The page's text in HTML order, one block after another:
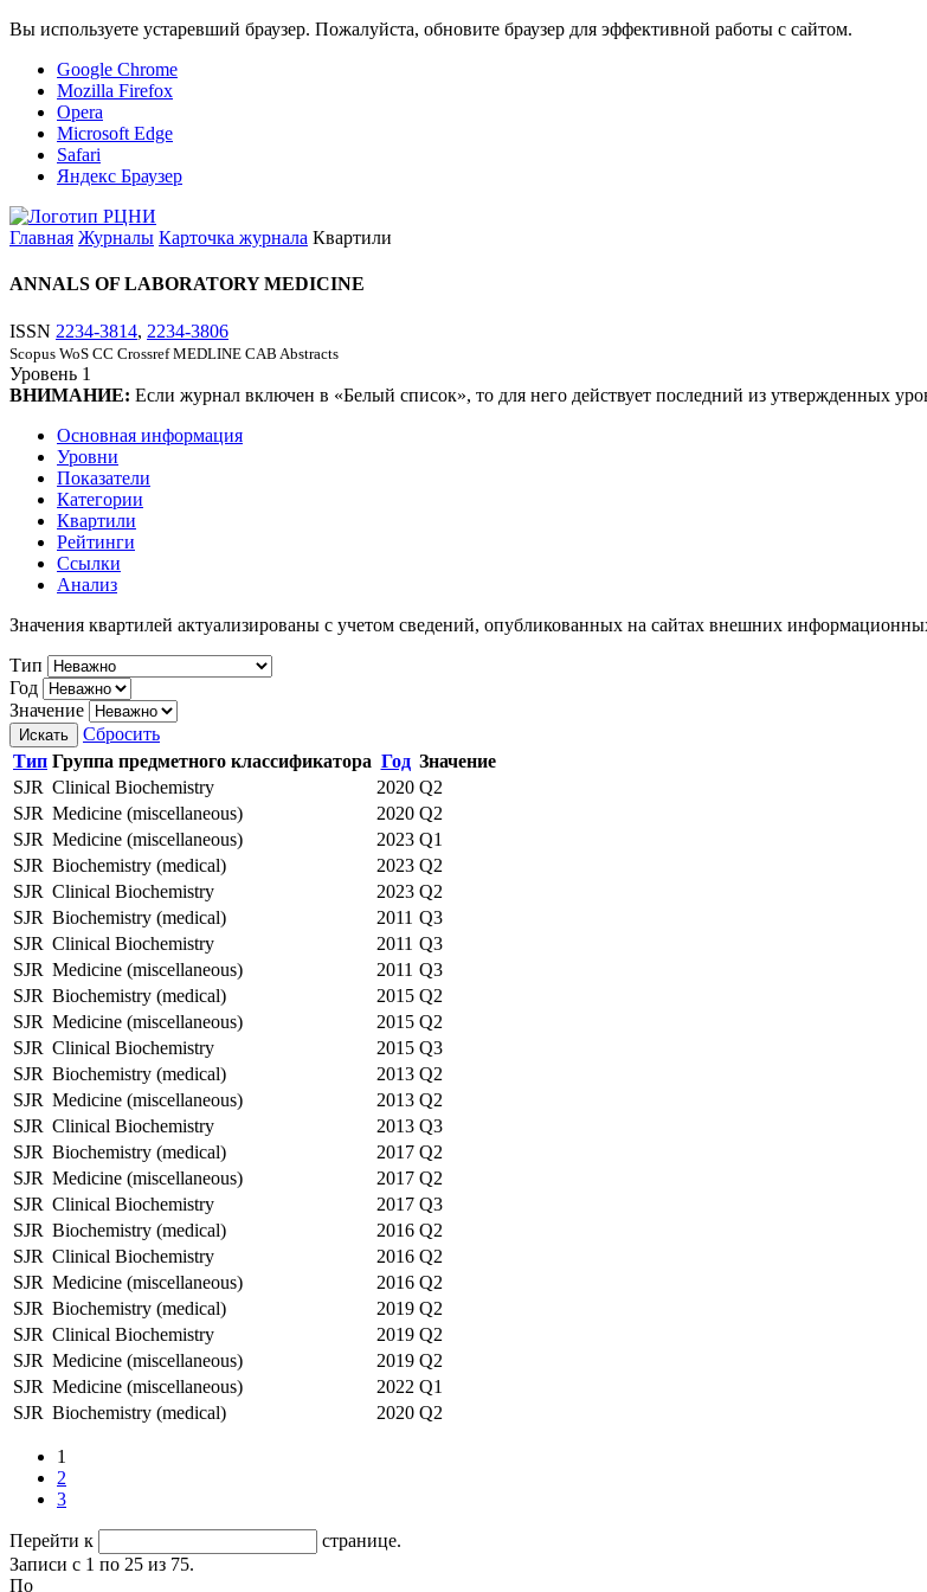
Вы используете устаревший браузер. Пожалуйста, обновите браузер для эффективной работы с сайтом.
Google Chrome
Mozilla Firefox
Opera
Microsoft Edge
Safari
Яндекс Браузер
Главная Журналы Карточка журнала Квартили
ANNALS OF LABORATORY MEDICINE
ISSN 2234-3814, 2234-3806
Scopus WoS CC Crossref MEDLINE CAB Abstracts
Уровень 1
ВНИМАНИЕ: Если журнал включен в «Белый список», то для него действует последний из утвержденных
Основная информация
Уровни
Показатели
Категории
Квартили
Рейтинги
Ссылки
Анализ
Значения квартилей актуализированы с учетом сведений, опубликованных на сайтах внешних
Тип
Год
Значение
Искать
Сбросить
Тип Группа предметного классификатора Год Значение
SJR Clinical Biochemistry 2020 Q2
SJR Medicine (miscellaneous) 2020 Q2
SJR Medicine (miscellaneous) 2023 Q1
SJR Biochemistry (medical) 2023 Q2
SJR Clinical Biochemistry 2023 Q2
SJR Biochemistry (medical) 2011 Q3
SJR Clinical Biochemistry 2011 Q3
SJR Medicine (miscellaneous) 2011 Q3
SJR Biochemistry (medical) 2015 Q2
SJR Medicine (miscellaneous) 2015 Q2
SJR Clinical Biochemistry 2015 Q3
SJR Biochemistry (medical) 2013 Q2
SJR Medicine (miscellaneous) 2013 Q2
SJR Clinical Biochemistry 2013 Q3
SJR Biochemistry (medical) 2017 Q2
SJR Medicine (miscellaneous) 2017 Q2
SJR Clinical Biochemistry 2017 Q3
SJR Biochemistry (medical) 2016 Q2
SJR Clinical Biochemistry 2016 Q2
SJR Medicine (miscellaneous) 2016 Q2
SJR Biochemistry (medical) 2019 Q2
SJR Clinical Biochemistry 2019 Q2
SJR Medicine (miscellaneous) 2019 Q2
SJR Medicine (miscellaneous) 2022 Q1
SJR Biochemistry (medical) 2020 Q2
1
2
3
Перейти к
странице.
Записи с 1 по 25 из 75.
По